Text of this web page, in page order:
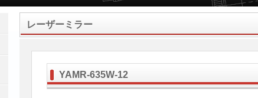
レーザーミラー
YAMR-635W-12